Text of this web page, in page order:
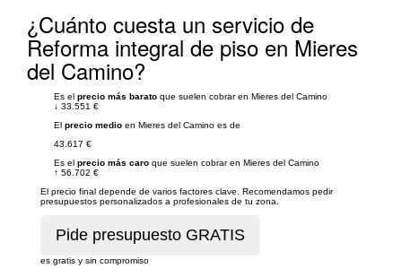
¿Cuánto cuesta un servicio de
Reforma integral de piso en Mieres
del Camino?
Es el precio más barato que suelen cobrar en Mieres del Camino
↓ 33.551 €
El precio medio en Mieres del Camino es de
43.617 €
Es el precio más caro que suelen cobrar en Mieres del Camino
↑ 56.702 €
El precio final depende de varios factores clave. Recomendamos pedir
presupuestos personalizados a profesionales de tu zona.
es gratis y sin compromiso